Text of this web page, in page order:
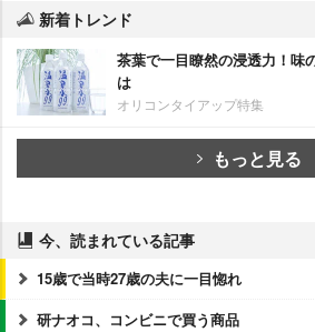
新着トレンド
茶葉で一目瞭然の浸透力！味
は
オリコンタイアップ特集
もっと見る
今、読まれている記事
15歳で当時27歳の夫に一目惚れ
研ナオコ、コンビニで買う商品